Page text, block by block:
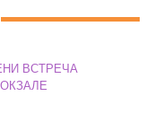
ВСТРЕЧА